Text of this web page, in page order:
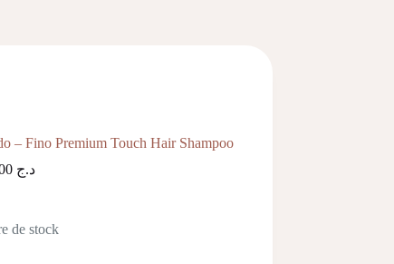
– Fino Premium Touch Hair Shampoo
د.ج 6.200,00
de stock